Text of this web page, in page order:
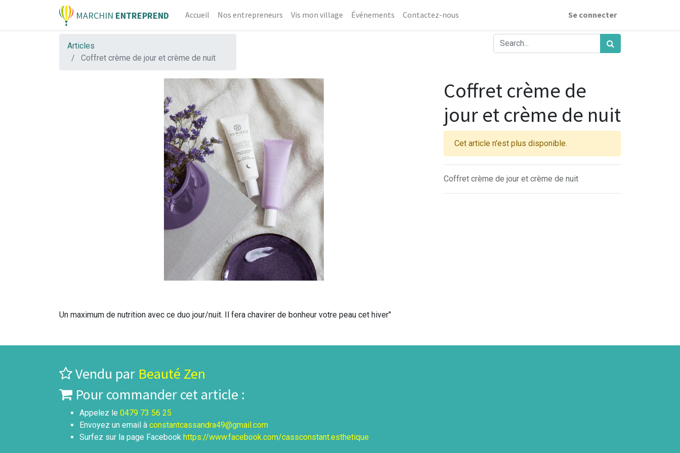
MARCHIN ENTREPREND Accueil Nos entrepreneurs Vis mon village Événements Contactez-nous Se connecter
Articles
Coffret crème de jour et crème de nuit
Coffret crème de
jour et crème de nuit
Cet article n'est plus disponible.
Coffret crème de jour et crème de nuit
Un maximum de nutrition avec ce duo jour/nuit. Il fera chavirer de bonheur votre peau cet hiver"
Vendu par Beauté Zen
Pour commander cet article :
Appelez le 0479 73 56 25
Envoyez un email à constantcassandra49@gmail.com
Surfez sur la page Facebook https://www.facebook.com/cassconstant.esthetique